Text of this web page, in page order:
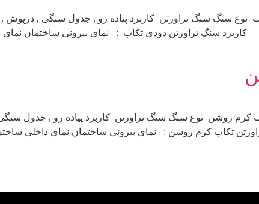
نوع سنگ سنگ تراورتن کاربرد پیاده رو , جدول سنگی , درپوش
کاربرد سنگ تراورتن دودی تکاب : نمای بیرونی ساختمان
کرم روشن نوع سنگ سنگ تراورتن کاربرد پیاده رو , جدول
تکاب کرم روشن : نمای بیرونی ساختمان نمای داخلی